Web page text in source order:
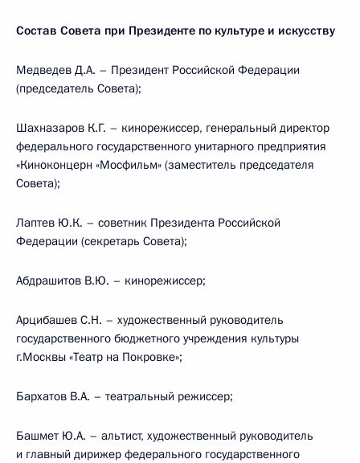
Состав Совета при Президенте по культуре и искусству
Медведев Д.А. – Президент Российской Федерации
(председатель Совета);
Шахназаров К.Г. – кинорежиссер, генеральный директор
федерального государственного унитарного предприятия
«Киноконцерн «Мосфильм» (заместитель председателя
Совета);
Лаптев Ю.К. – советник Президента Российской
Федерации (секретарь Совета);
Абдрашитов В.Ю. – кинорежиссер;
Арцибашев С.Н. – художественный руководитель
государственного бюджетного учреждения культуры
г.Москвы «Театр на Покровке»;
Бархатов В.А. – театральный режиссер;
Башмет Ю.А. – альтист, художественный руководитель
и главный дирижер федерального государственного